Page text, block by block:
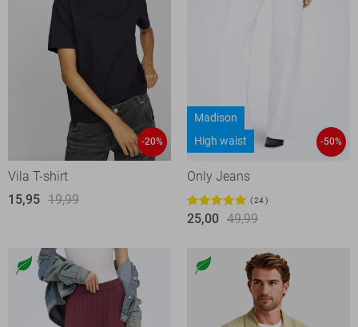
-20%
Vila T-shirt
15,95 19,99
Madison
High waist
-50%
Only Jeans
24
25,00 49,99